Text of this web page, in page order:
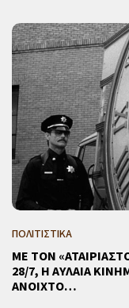
ΠΟΛΙΤΙΣΤΙΚΑ
ΜΕ ΤΟΝ
28/7, Η ΑΥΛΑΙΑ
ΑΝΟΙΧΤΟ…